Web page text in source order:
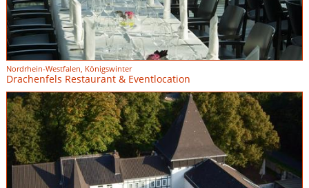
Nordrhein-Westfalen, Königswinter
Drachenfels Restaurant & Eventlocation